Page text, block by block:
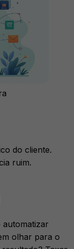
do cliente.
ruim.
automatizar
olhar para o